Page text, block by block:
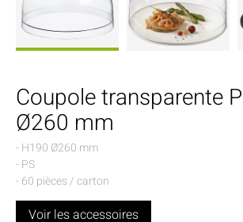
Coupole transparente
Ø260 mm
- H190 Ø260 mm
- PS
- 60 pièces / carton
Voir les accessoires